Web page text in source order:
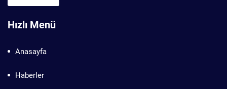
Hızlı Menü
Anasayfa
Haberler